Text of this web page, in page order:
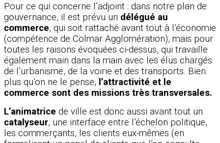
Pour ce qui concerne l’adjoint : dans notre plan de
gouvernance, il est prévu un délégué au
commerce, qui soit rattaché avant tout à l’économie
(compétence de Colmar Agglomération), mais pour
toutes les raisons évoquées ci-dessus, qui travaille
également main dans la main avec les élus chargés
de l’urbanisme, de la voirie et des transports. Bien
plus qu’on ne le pense, l’attractivité et le
commerce sont des missions très transversales.
L’animatrice de ville est donc aussi avant tout un
catalyseur, une interface entre l’échelon politique,
les commerçants, les clients eux-mêmes (en